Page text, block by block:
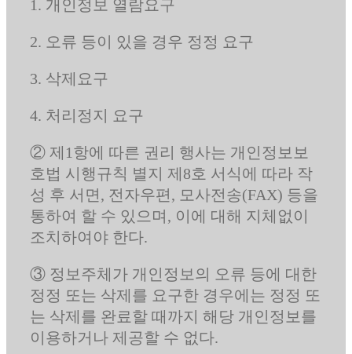
1. 개인정보 열람요구
2. 오류 등이 있을 경우 정정 요구
3. 삭제요구
4. 처리정지 요구
② 제1항에 따른 권리 행사는 개인정보보
호법 시행규칙 별지 제8호 서식에 따라 작
성 후 서면, 전자우편, 모사전송(FAX) 등을
통하여 할 수 있으며, 이에 대해 지체없이
조치하여야 한다.
③ 정보주체가 개인정보의 오류 등에 대한
정정 또는 삭제를 요구한 경우에는 정정 또
는 삭제를 완료할 때까지 해당 개인정보를
이용하거나 제공할 수 없다.